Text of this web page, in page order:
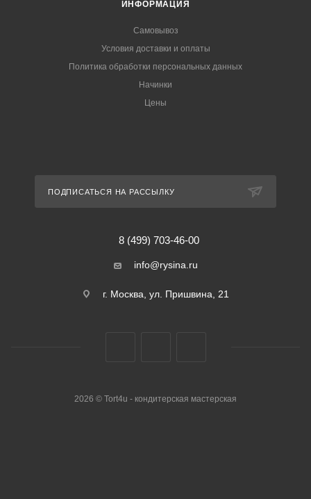
ИНФОРМАЦИЯ
Самовывоз
Условия доставки и оплаты
Политика обработки персональных данных
Начинки
Цены
ПОДПИСАТЬСЯ НА РАССЫЛКУ
8 (499) 703-46-00
info@rysina.ru
г. Москва, ул. Пришвина, 21
2026 © Tort4u - кондитерская мастерская